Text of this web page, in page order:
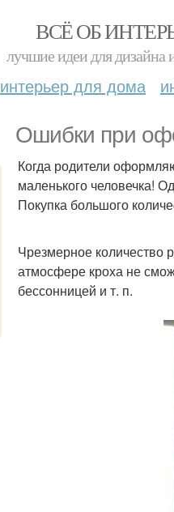
ВСЁ ОБ
лучшие идеи для дизайна
интерьер для дома
Ошибки при
Когда родители
маленького человечка!
Покупка большого
Чрезмерное количество
атмосфере кроха не
бессонницей и т. п.